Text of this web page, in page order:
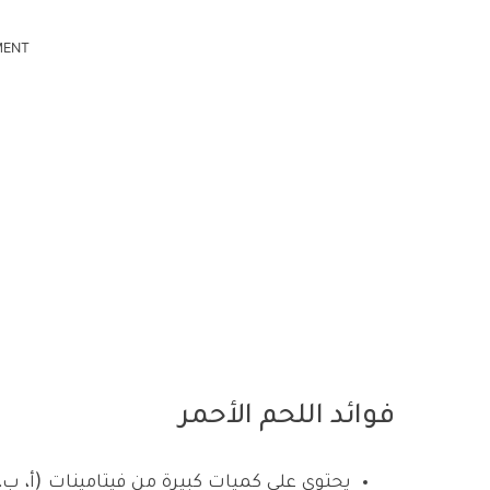
فوائد اللحم الأحمر
يحتوى على كميات كبيرة من فيتامينات (أ،